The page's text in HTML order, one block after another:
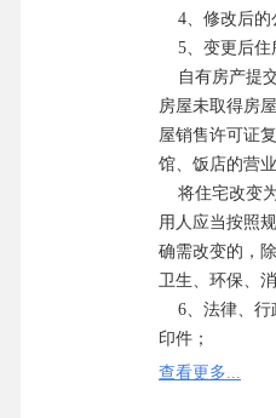
房屋未取得房
屋销售许可证
馆、饭店的营
用人应当按照
确需改变的，
卫生、环保、
印件；
7、公司营
查看更多...